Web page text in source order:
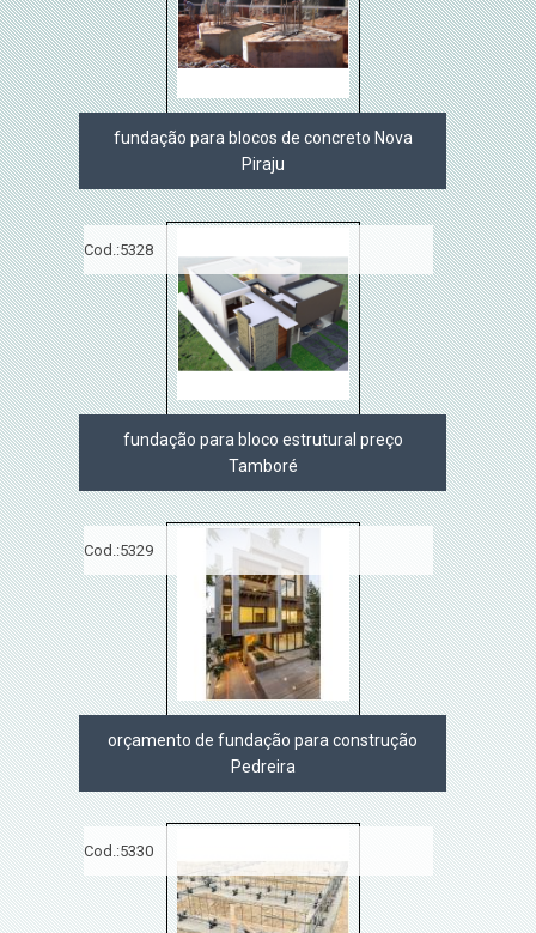
fundação para blocos de concreto Nova
Piraju
Cod.:5328
fundação para bloco estrutural preço
Tamboré
Cod.:5329
orçamento de fundação para construção
Pedreira
Cod.:5330